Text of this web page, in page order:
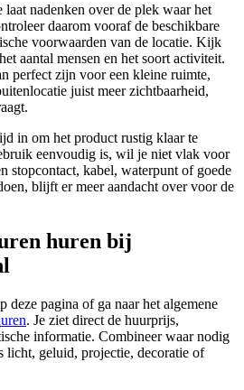
laat nadenken over de plek waar het
daarom vooraf de beschikbare
voorwaarden van de locatie. Kijk
aantal mensen en het soort activiteit.
perfect zijn voor een kleine ruimte,
juist meer zichtbaarheid,
in om het product rustig klaar te
eenvoudig is, wil je niet vlak voor
stopcontact, kabel, waterpunt of goede
blijft er meer aandacht over voor de
huren bij
pagina of ga naar het algemene
. Je ziet direct de huurprijs,
informatie. Combineer waar nodig
licht, geluid, projectie, decoratie of